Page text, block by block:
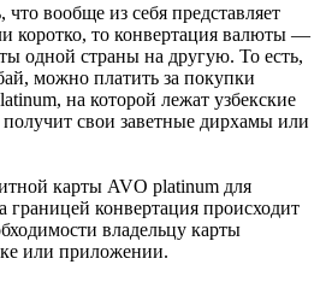
вообще из себя представляет
коротко, то конвертация валюты —
одной страны на другую. То есть,
можно платить за покупки
на которой лежат узбекские
свои заветные дирхамы или
карты AVO platinum для
границей конвертация происходит
владельцу карты
или приложении.